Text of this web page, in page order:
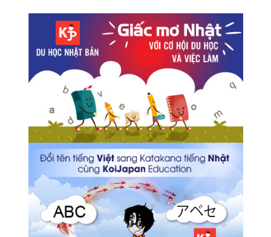
TOKYO OUTLET WEEK 2018 Spring/Summer
Tiết kiệm chi phí với vé đi trọn 1 ngày khu vực Tokyo